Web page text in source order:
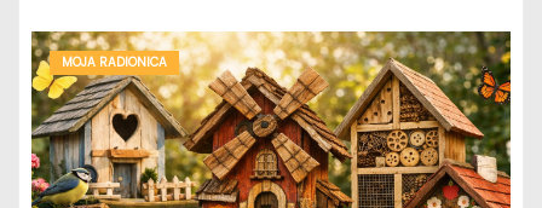
MOJA RADIONICA